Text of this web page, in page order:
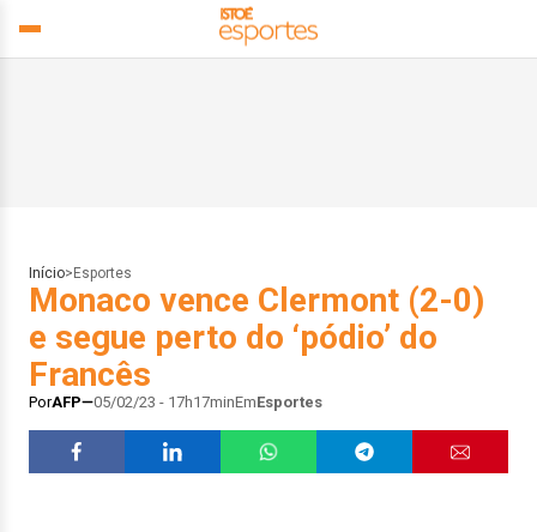
Início> Esportes
Monaco vence Clermont (2-0)
e segue perto do ‘pódio’ do
Francês
PorAFP 05/02/23 - 17h17minEmEsportes